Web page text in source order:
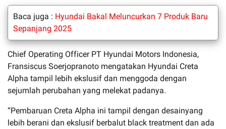
Baca juga : Hyundai Bakal Meluncurkan 7 Produk Baru
Sepanjang 2025
Chief Operating Officer PT Hyundai Motors Indonesia,
Fransiscus Soerjopranoto mengatakan Hyundai Creta
Alpha tampil lebih ekslusif dan menggoda dengan
sejumlah perubahan yang melekat padanya.
“Pembaruan Creta Alpha ini tampil dengan desainyang
lebih berani dan ekslusif berbalut black treatment dan ada